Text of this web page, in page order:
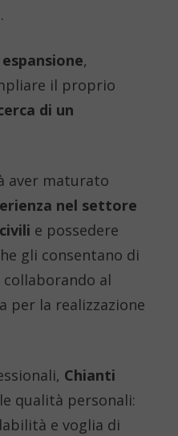
,
il proprio
di un
aver maturato
nel settore
e possedere
gli consentano di
collaborando al
per la realizzazione
Chianti
qualità personali:
e voglia di